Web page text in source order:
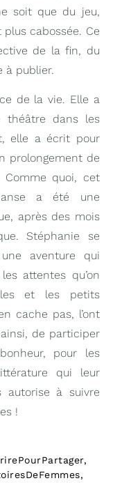
soit que du jeu,
cabossée. Ce
de la fin, du
à publier.
de la vie. Elle a
théâtre dans les
elle a écrit pour
prolongement de
quoi, cet
a été une
après des mois
Stéphanie se
aventure qui
attentes qu’on
et les petits
cache pas, l’ont
de participer
pour les
qui leur
à suivre
!
,
,